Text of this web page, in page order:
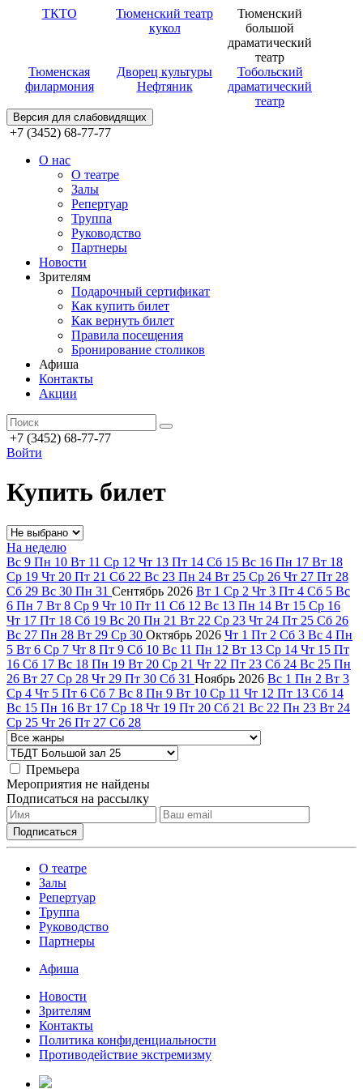
ТКТО
Тюменский театр
кукол
Тюменский
большой
драматический
театр
Тюменская
филармония
Дворец культуры
Нефтяник
Тобольский
драматический
театр
Версия для слабовидящих
+7 (3452) 68-77-77
О нас
О театре
Залы
Репертуар
Труппа
Руководство
Партнеры
Новости
Зрителям
Подарочный сертификат
Как купить билет
Как вернуть билет
Правила посещения
Бронирование столиков
Афиша
Контакты
Акции
+7 (3452) 68-77-77
Войти
Купить билет
На неделю
Вс 9 Пн 10 Вт 11 Ср 12 Чт 13 Пт 14 Сб 15 Вс 16 Пн 17 Вт 18
Ср 19 Чт 20 Пт 21 Сб 22 Вс 23 Пн 24 Вт 25 Ср 26 Чт 27 Пт 28
Сб 29 Вс 30 Пн 31 Сентябрь 2026 Вт 1 Ср 2 Чт 3 Пт 4 Сб 5 Вс
6 Пн 7 Вт 8 Ср 9 Чт 10 Пт 11 Сб 12 Вс 13 Пн 14 Вт 15 Ср 16
Чт 17 Пт 18 Сб 19 Вс 20 Пн 21 Вт 22 Ср 23 Чт 24 Пт 25 Сб 26
Вс 27 Пн 28 Вт 29 Ср 30 Октябрь 2026 Чт 1 Пт 2 Сб 3 Вс 4 Пн
5 Вт 6 Ср 7 Чт 8 Пт 9 Сб 10 Вс 11 Пн 12 Вт 13 Ср 14 Чт 15 Пт
16 Сб 17 Вс 18 Пн 19 Вт 20 Ср 21 Чт 22 Пт 23 Сб 24 Вс 25 Пн
26 Вт 27 Ср 28 Чт 29 Пт 30 Сб 31 Ноябрь 2026 Вс 1 Пн 2 Вт 3
Ср 4 Чт 5 Пт 6 Сб 7 Вс 8 Пн 9 Вт 10 Ср 11 Чт 12 Пт 13 Сб 14
Вс 15 Пн 16 Вт 17 Ср 18 Чт 19 Пт 20 Сб 21 Вс 22 Пн 23 Вт 24
Ср 25 Чт 26 Пт 27 Сб 28
Премьера
Мероприятия не найдены
Подписаться на рассылку
О театре
Залы
Репертуар
Труппа
Руководство
Партнеры
Афиша
Новости
Зрителям
Контакты
Политика конфиденциальности
Противодействие экстремизму